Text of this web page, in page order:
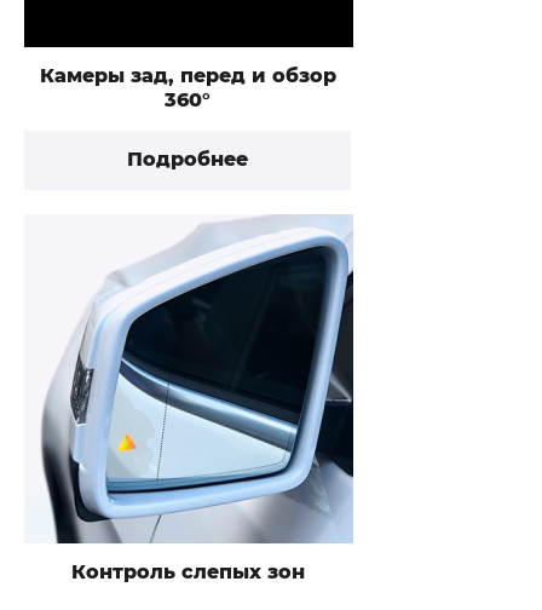
Камеры зад, перед и обзор
360°
Подробнее
Контроль слепых зон